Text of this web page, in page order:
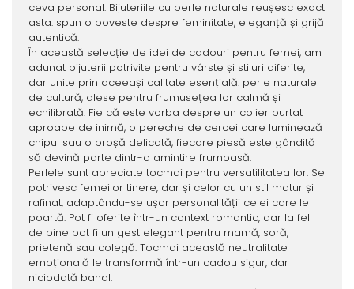
ceva personal. Bijuteriile cu perle naturale reușesc exact
asta: spun o poveste despre feminitate, eleganță și grijă
autentică.
În această selecție de idei de cadouri pentru femei, am
adunat bijuterii potrivite pentru vârste și stiluri diferite,
dar unite prin aceeași calitate esențială: perle naturale
de cultură, alese pentru frumusețea lor calmă și
echilibrată. Fie că este vorba despre un colier purtat
aproape de inimă, o pereche de cercei care luminează
chipul sau o broșă delicată, fiecare piesă este gândită
să devină parte dintr-o amintire frumoasă.
Perlele sunt apreciate tocmai pentru versatilitatea lor. Se
potrivesc femeilor tinere, dar și celor cu un stil matur și
rafinat, adaptându-se ușor personalității celei care le
poartă. Pot fi oferite într-un context romantic, dar la fel
de bine pot fi un gest elegant pentru mamă, soră,
prietenă sau colegă. Tocmai această neutralitate
emoțională le transformă într-un cadou sigur, dar
niciodată banal.